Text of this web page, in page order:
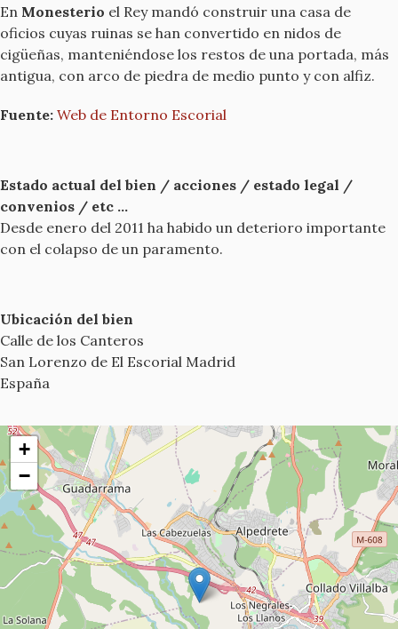
En Monesterio el Rey mandó construir una casa de
oficios cuyas ruinas se han convertido en nidos de
cigüeñas, manteniéndose los restos de una portada, más
antigua, con arco de piedra de medio punto y con alfiz.
Fuente: Web de Entorno Escorial
Estado actual del bien / acciones / estado legal /
convenios / etc ...
Desde enero del 2011 ha habido un deterioro importante
con el colapso de un paramento.
Ubicación del bien
Calle de los Canteros
San Lorenzo de El Escorial Madrid
España
+
−